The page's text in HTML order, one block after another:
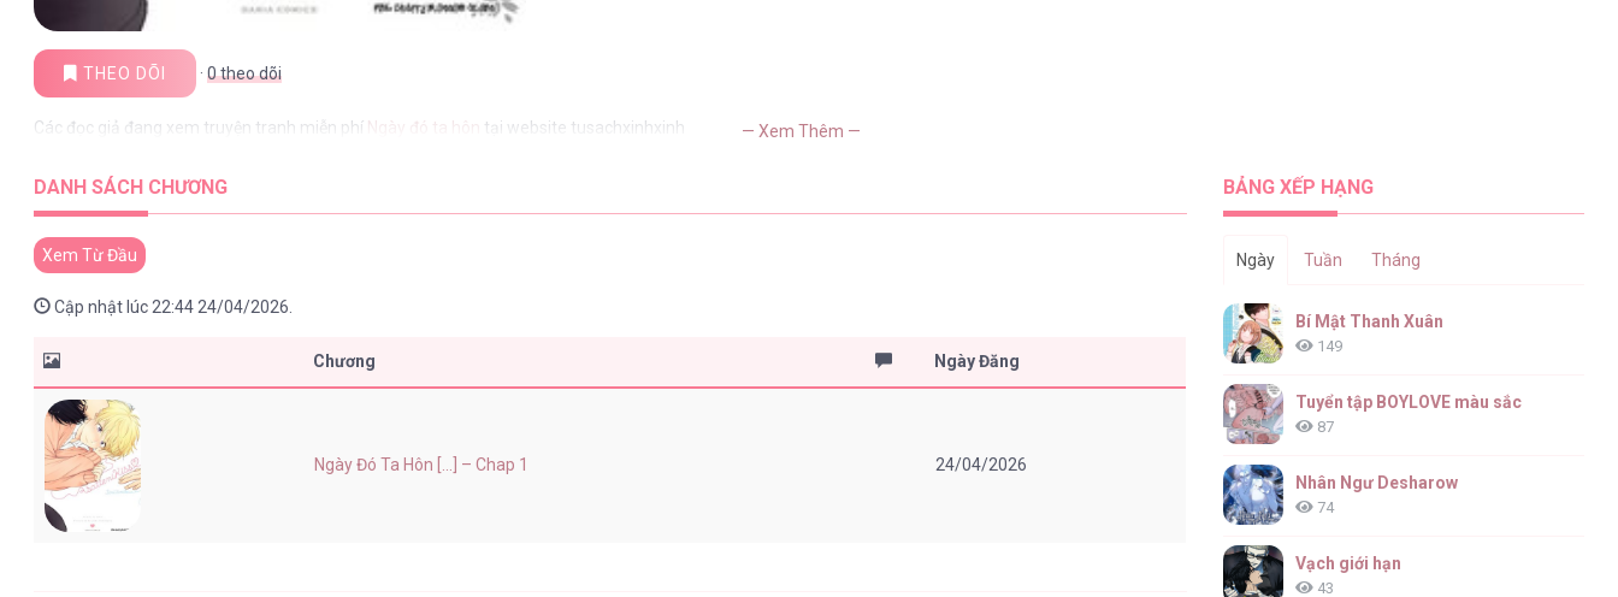
THEO DÕI ·0theo dõi
Các đọc giả đang xem truyện tranh miễn phí Ngày đó ta hôn tại website tusachxinhxinh — Xem Thêm —
DANH SÁCH CHƯƠNG
Xem Từ Đầu
Cập nhật lúc 22:44 24/04/2026.
Chương Ngày Đăng
Ngày Đó Ta Hôn [...] – Chap 1 24/04/2026
BẢNG XẾP HẠNG
Ngày Tuần Tháng
Bí Mật Thanh Xuân
149
Tuyển tập BOYLOVE màu sắc
87
Nhân Ngư Desharow
74
Vạch giới hạn
43